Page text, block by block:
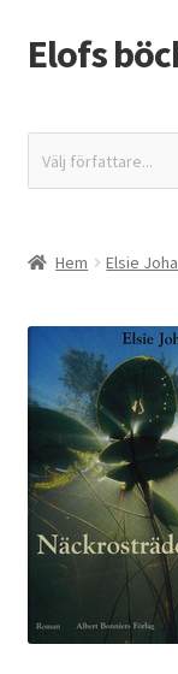
Hoppa
till
Hoppa
till
Elofs
Återbetalnings-
Kassa
Mitt konto
Varukorg
Välj författare...
Hem Elsie